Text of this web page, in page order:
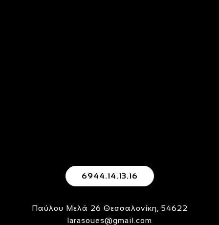
6944.14.13.16
Παύλου Μελά 26 Θεσσαλονίκη, 54622
larasoues@gmail.com